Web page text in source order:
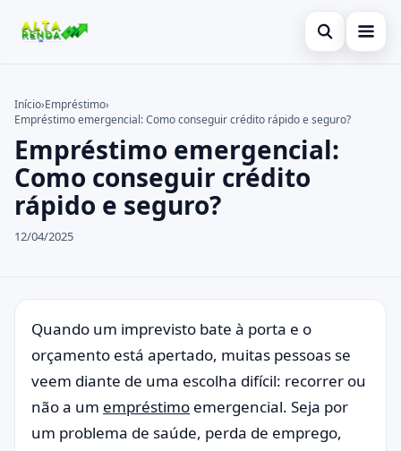
Abrir busca
Cartão de Crédito
Novidades
Empréstimo
Legal
Buscar no site
Buscar por:
Pressione Enter para buscar ou ESC para fechar.
Início›Empréstimo›
Empréstimo emergencial: Como conseguir crédito rápido e seguro?
Empréstimo emergencial:
Como conseguir crédito
rápido e seguro?
12/04/2025
Quando um imprevisto bate à porta e o
orçamento está apertado, muitas pessoas se
veem diante de uma escolha difícil: recorrer ou
não a um empréstimo emergencial. Seja por
um problema de saúde, perda de emprego,